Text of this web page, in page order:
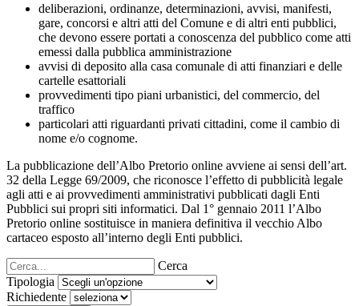
deliberazioni, ordinanze, determinazioni, avvisi, manifesti,
gare, concorsi e altri atti del Comune e di altri enti pubblici,
che devono essere portati a conoscenza del pubblico come atti
emessi dalla pubblica amministrazione
avvisi di deposito alla casa comunale di atti finanziari e delle
cartelle esattoriali
provvedimenti tipo piani urbanistici, del commercio, del
traffico
particolari atti riguardanti privati cittadini, come il cambio di
nome e/o cognome.
La pubblicazione dell’Albo Pretorio online avviene ai sensi dell’art.
32 della Legge 69/2009, che riconosce l’effetto di pubblicità legale
agli atti e ai provvedimenti amministrativi pubblicati dagli Enti
Pubblici sui propri siti informatici. Dal 1° gennaio 2011 l’Albo
Pretorio online sostituisce in maniera definitiva il vecchio Albo
cartaceo esposto all’interno degli Enti pubblici.
Cerca
Tipologia
Richiedente